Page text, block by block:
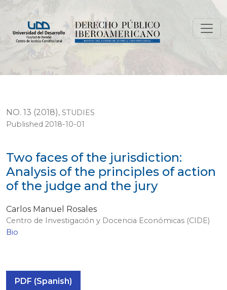
Two faces of the jurisdiction: Analysis of the
NO. 13 (2018), STUDIES
Two faces of the jurisdiction:
Analysis of the principles of action
of the judge and the jury
Published 2018-10-01
Carlos Manuel Rosales
Centro de Investigación y Docencia Económicas (CIDE)
Bio
PDF (Spanish)